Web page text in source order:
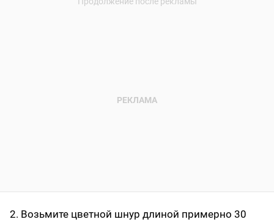
2. Возьмите цветной шнур длиной примерно 30